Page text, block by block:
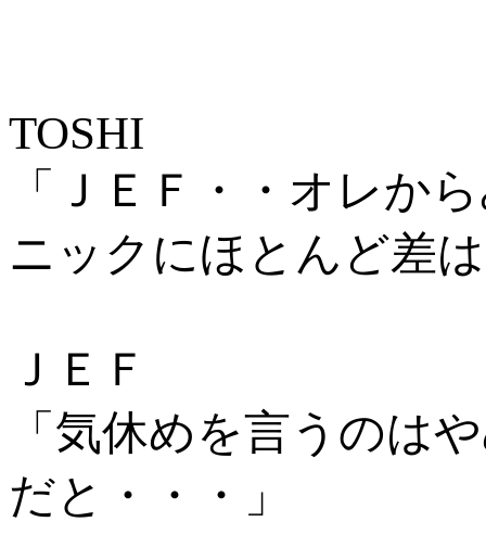
TOSHI
「ＪＥＦ・・オレか
ニックにほとんど差
ＪＥＦ
「気休めを言うのは
だと・・・」